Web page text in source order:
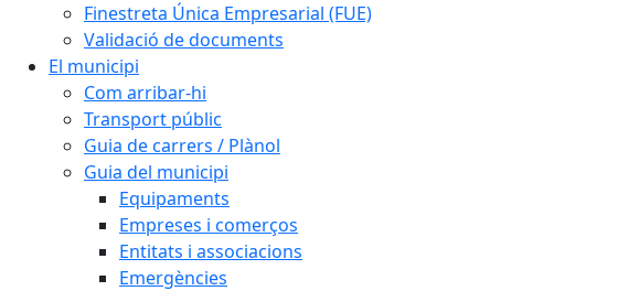
Finestreta Única Empresarial (FUE)
Validació de documents
El municipi
Com arribar-hi
Transport públic
Guia de carrers / Plànol
Guia del municipi
Equipaments
Empreses i comerços
Entitats i associacions
Emergències